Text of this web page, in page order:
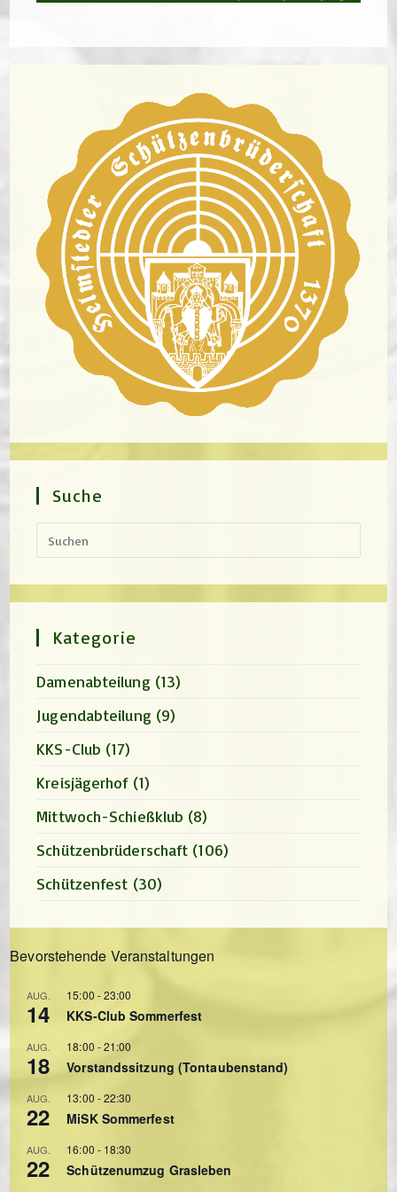
Suche
Kategorie
Damenabteilung (13)
Jugendabteilung (9)
KKS-Club (17)
Kreisjägerhof (1)
Mittwoch-Schießklub (8)
Schützenbrüderschaft (106)
Schützenfest (30)
Bevorstehende Veranstaltungen
AUG.
14
15:00 -23:00
KKS-Club Sommerfest
AUG.
18
18:00 -21:00
Vorstandssitzung (Tontaubenstand)
AUG.
22
13:00 -22:30
MiSK Sommerfest
AUG.
22
16:00 - 18:30
Schützenumzug Grasleben